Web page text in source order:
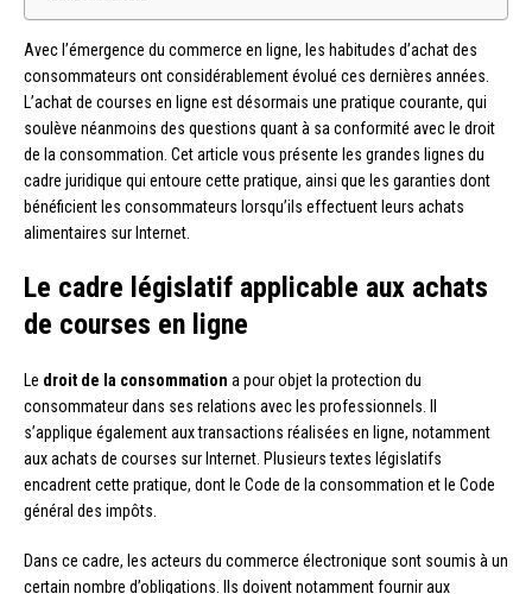
Avec l’émergence du commerce en ligne, les habitudes d’achat des
consommateurs ont considérablement évolué ces dernières années.
L’achat de courses en ligne est désormais une pratique courante, qui
soulève néanmoins des questions quant à sa conformité avec le droit
de la consommation. Cet article vous présente les grandes lignes du
cadre juridique qui entoure cette pratique, ainsi que les garanties dont
bénéficient les consommateurs lorsqu’ils effectuent leurs achats
alimentaires sur Internet.
Le cadre législatif applicable aux achats
de courses en ligne
Le droit de la consommation a pour objet la protection du
consommateur dans ses relations avec les professionnels. Il
s’applique également aux transactions réalisées en ligne, notamment
aux achats de courses sur Internet. Plusieurs textes législatifs
encadrent cette pratique, dont le Code de la consommation et le Code
général des impôts.
Dans ce cadre, les acteurs du commerce électronique sont soumis à un
certain nombre d’obligations. Ils doivent notamment fournir aux